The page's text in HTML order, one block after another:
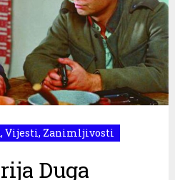
, Vijesti, Zanimljivosti
Duga